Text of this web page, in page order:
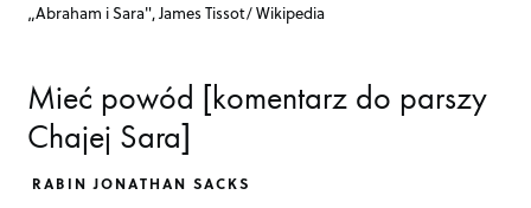
„Abraham i Sara", James Tissot/ Wikipedia
Mieć powód [komentarz do parszy
Chajej Sara]
RABIN JONATHAN SACKS